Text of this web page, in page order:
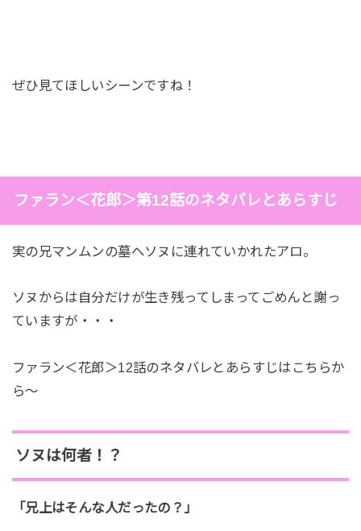
ぜひ見てほしいシーンですね！
ファラン＜花郎＞第12話のネタバレとあらすじ
実の兄マンムンの墓へソヌに連れていかれたアロ。
ソヌからは自分だけが生き残ってしまってごめんと謝っ
ていますが・・・
ファラン＜花郎＞12話のネタバレとあらすじはこちらか
ら～
ソヌは何者！？
「兄上はそんな人だったの？」